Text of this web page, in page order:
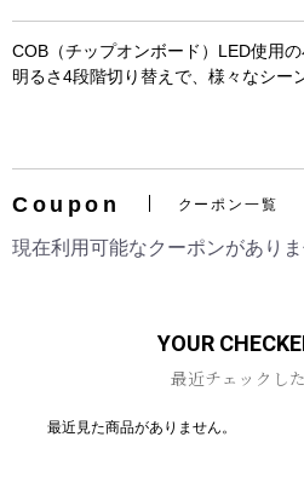
COB（チップオンボード）LED使用の
明るさ4段階切り替えで、様々なシー
Coupon クーポン一覧
現在利用可能なクーポンがあり
YOUR
最近チェックし
最近見た商品がありません。